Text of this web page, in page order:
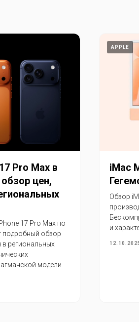
Pro Max в
цен,
17 Pro Max по
подробный обзор
региональных
модели
APPLE
iMac
Обзор
и